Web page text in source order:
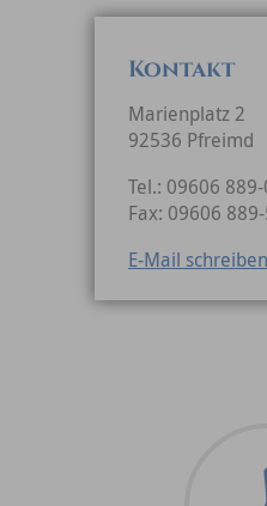
Kontakt
Marienplatz 2
92536 Pfreimd
Tel.: 09606
Fax: 09606
E-Mail schreiben